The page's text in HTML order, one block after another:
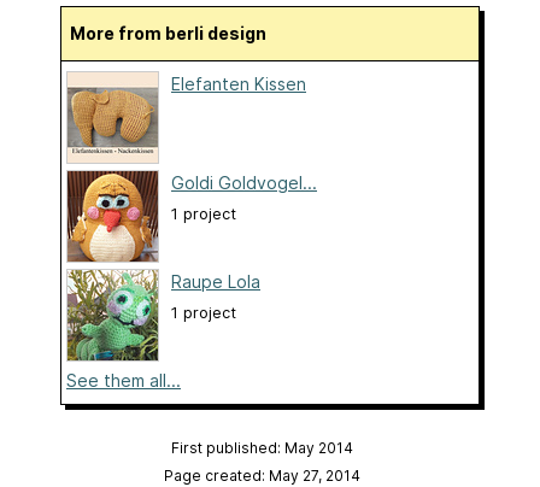
More from berli design
Elefanten Kissen
Goldi Goldvogel...
1 project
Raupe Lola
1 project
See them all...
First published: May 2014
Page created: May 27, 2014